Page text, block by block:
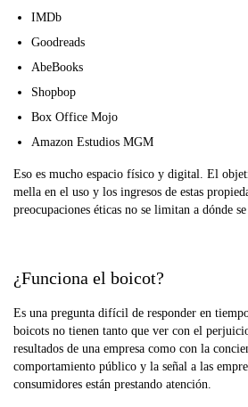
IMDb
Goodreads
AbeBooks
Shopbop
Box Office Mojo
Amazon Estudios MGM
Eso es mucho espacio físico y digital. El
mella en el uso y los ingresos de estas
preocupaciones éticas no se limitan a dónde se
¿Funciona el boicot?
Es una pregunta difícil de responder en
boicots no tienen tanto que ver con el
resultados de una empresa como con la
comportamiento público y la señal a las
consumidores están prestando atención.